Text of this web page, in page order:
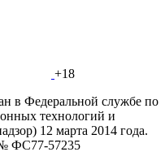
+18
в Федеральной службе по
технологий и
12 марта 2014 года.
№ ФС77-57235